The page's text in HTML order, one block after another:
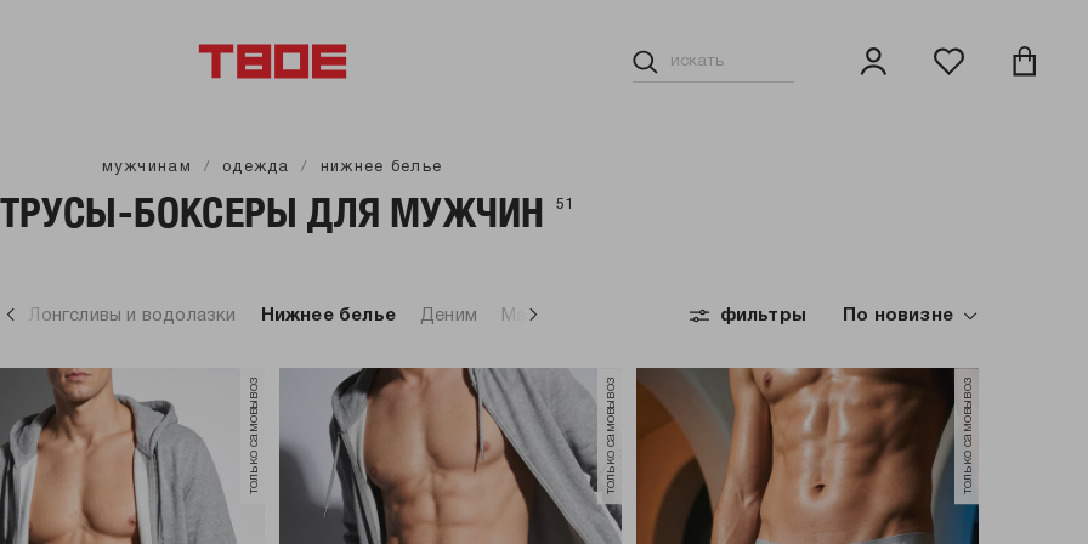
мужчинам одежда нижнее белье
ТРУСЫ-БОКСЕРЫ ДЛЯ МУЖЧИН 51
Лонгсливы и водолазки Нижнее белье Деним Майки Свитеры, джемперы Верхняя одежда
По новизне
фильтры
только самовывоз только самовывоз только самовывоз